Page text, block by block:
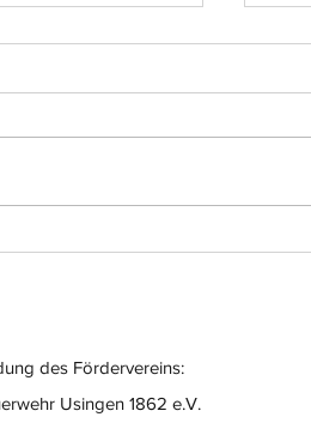
des Fördervereins:
Usingen 1862 e.V.